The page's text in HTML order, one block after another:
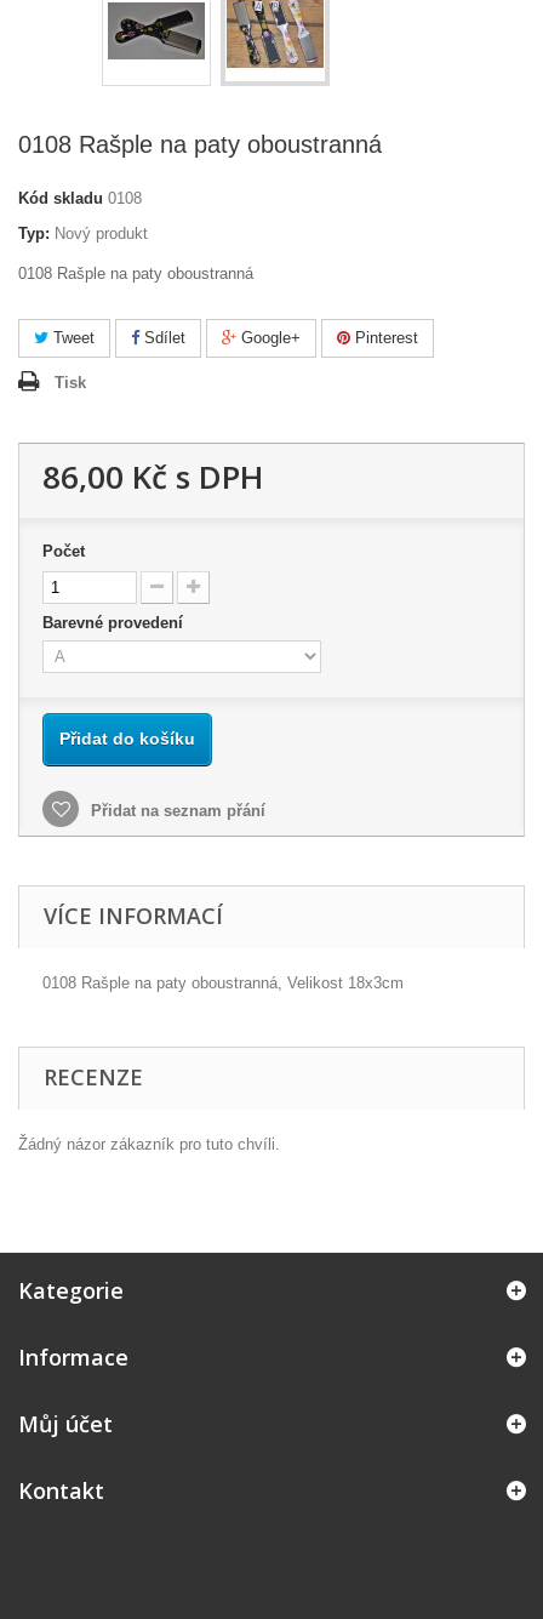
0108 Rašple na paty oboustranná
Kód skladu 0108
Typ: Nový produkt
0108 Rašple na paty oboustranná
Tweet Sdílet Google+ Pinterest
Tisk
86,00 Kč s DPH
Počet
Barevné provedení
Přidat do košíku
Přidat na seznam přání
VÍCE INFORMACÍ
0108 Rašple na paty oboustranná, Velikost 18x3cm
RECENZE
Žádný názor zákazník pro tuto chvíli.
Kategorie
Informace
Můj účet
Kontakt